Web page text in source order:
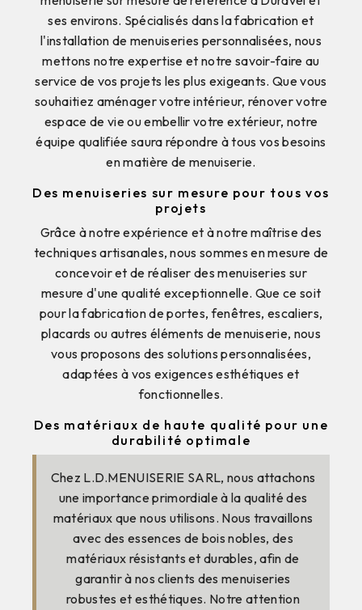
ses environs. Spécialisés dans la fabrication et
l'installation de menuiseries personnalisées, nous
mettons notre expertise et notre savoir-faire au
service de vos projets les plus exigeants. Que vous
souhaitiez aménager votre intérieur, rénover votre
espace de vie ou embellir votre extérieur, notre
équipe qualifiée saura répondre à tous vos besoins
en matière de menuiserie.
Des menuiseries sur mesure pour tous vos
projets
Grâce à notre expérience et à notre maîtrise des
techniques artisanales, nous sommes en mesure de
concevoir et de réaliser des menuiseries sur
mesure d'une qualité exceptionnelle. Que ce soit
pour la fabrication de portes, fenêtres, escaliers,
placards ou autres éléments de menuiserie, nous
vous proposons des solutions personnalisées,
adaptées à vos exigences esthétiques et
fonctionnelles.
Des matériaux de haute qualité pour une
durabilité optimale
Chez L.D.MENUISERIE SARL, nous attachons
une importance primordiale à la qualité des
matériaux que nous utilisons. Nous travaillons
avec des essences de bois nobles, des
matériaux résistants et durables, afin de
garantir à nos clients des menuiseries
robustes et esthétiques. Notre attention